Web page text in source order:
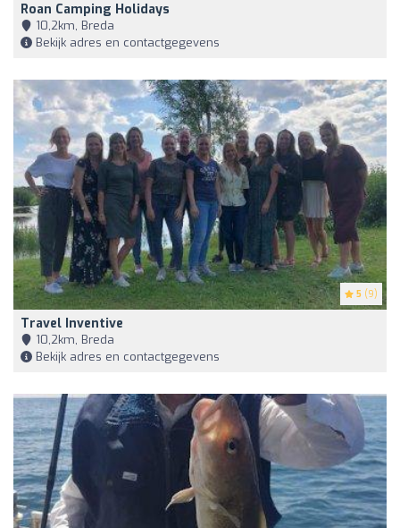
Roan Camping Holidays
10,2km, Breda
Bekijk adres en contactgegevens
5 (9)
Travel Inventive
10,2km, Breda
Bekijk adres en contactgegevens